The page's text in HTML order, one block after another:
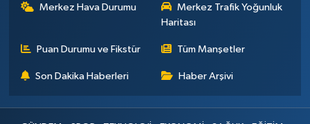
Merkez Hava Durumu
Merkez Trafik Yoğunluk
Haritası
Puan Durumu ve Fikstür Tüm Manşetler
Son Dakika Haberleri Haber Arşivi